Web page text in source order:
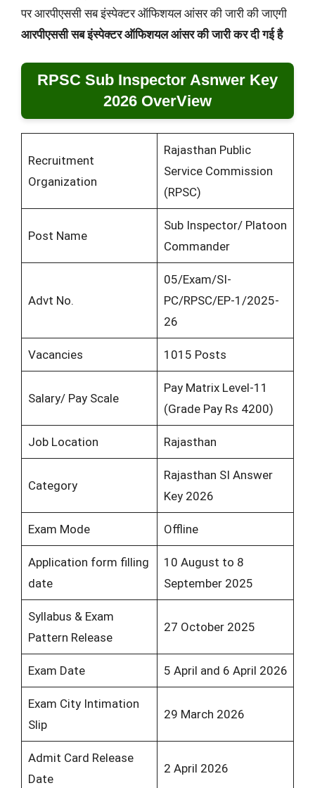
पर आरपीएससी सब इंस्पेक्टर ऑफिशयल आंसर की जारी की जाएगी
आरपीएससी सब इंस्पेक्टर ऑफिशयल आंसर की जारी कर दी गई है
RPSC Sub Inspector Asnwer Key
2026 OverView
Recruitment
Organization
Rajasthan Public
Service Commission
(RPSC)
Post Name
Sub Inspector/ Platoon
Commander
Advt No.
05/Exam/SI-
PC/RPSC/EP-1/2025-
26
Vacancies 1015 Posts
Salary/ Pay Scale
Pay Matrix Level-11
(Grade Pay Rs 4200)
Job Location Rajasthan
Category
Rajasthan SI Answer
Key 2026
Exam Mode Offline
Application form filling
date
10 August to 8
September 2025
Syllabus & Exam
Pattern Release
27 October 2025
Exam Date 5 April and 6 April 2026
Exam City Intimation
Slip
29 March 2026
Admit Card Release
Date
2 April 2026